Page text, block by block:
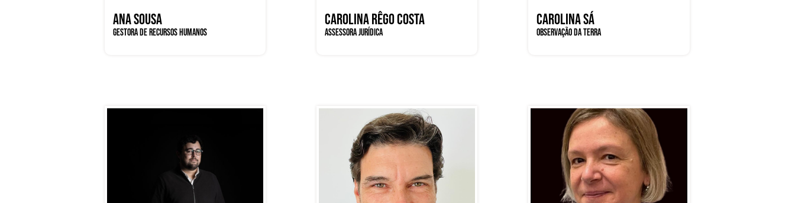
ANA SOUSA
GESTORA DE RECURSOS HUMANOS
CAROLINA RÊGO COSTA
ASSESSORA JURÍDICA
CAROLINA SÁ
OBSERVAÇÃO DA TERRA